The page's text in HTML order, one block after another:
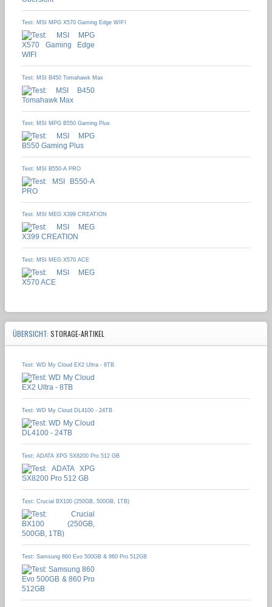
Test: MSI MPG X570 Gaming Edge WIFI
Test: MSI B450 Tomahawk Max
Test: MSI MPG B550 Gaming Plus
Test: MSI B550-A PRO
Test: MSI MEG X399 CREATION
Test: MSI MEG X570 ACE
ÜBERSICHT: STORAGE-ARTIKEL
Test: WD My Cloud EX2 Ultra - 8TB
Test: WD My Cloud DL4100 - 24TB
Test: ADATA XPG SX8200 Pro 512 GB
Test: Crucial BX100 (250GB, 500GB, 1TB)
Test: Samsung 860 Evo 500GB & 860 Pro 512GB